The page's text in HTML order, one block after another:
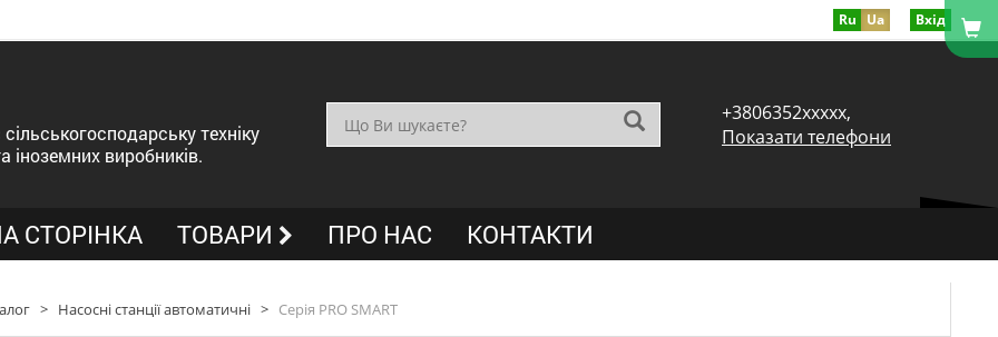
Ru Ua Вхід
техніку
іноземних виробників.
+3806352xxxxx,
Показати телефони
СТОРІНКА ТОВАРИ ПРО НАС КОНТАКТИ
> Насосні станції автоматичні > Серія PRO SMART